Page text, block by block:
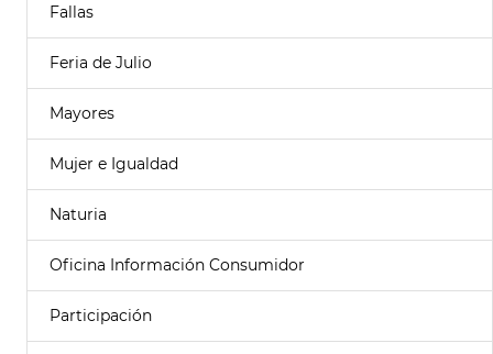
Fallas
Feria de Julio
Mayores
Mujer e Igualdad
Naturia
Oficina Información Consumidor
Participación